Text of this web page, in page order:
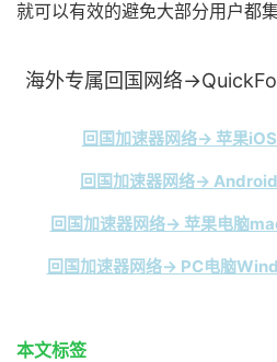
就可以有效的避免大部分用户都
海外专属回国网络
回国加速器网络→ 苹果
回国加速器网络→
回国加速器网络→ 苹果电脑
回国加速器网络→ PC电脑
本文标签